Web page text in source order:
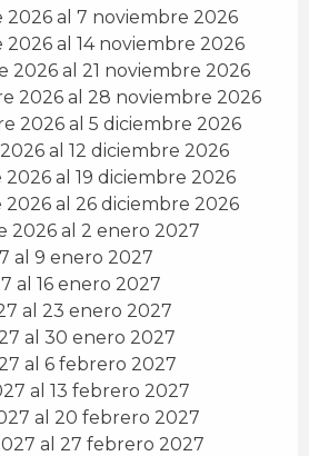
2026 al 7 noviembre 2026
al 14 noviembre 2026
2026 al 21 noviembre 2026
2026 al 28 noviembre 2026
2026 al 5 diciembre 2026
al 12 diciembre 2026
2026 al 19 diciembre 2026
2026 al 26 diciembre 2026
2026 al 2 enero 2027
al 9 enero 2027
al 16 enero 2027
al 23 enero 2027
al 30 enero 2027
al 6 febrero 2027
al 13 febrero 2027
al 20 febrero 2027
al 27 febrero 2027